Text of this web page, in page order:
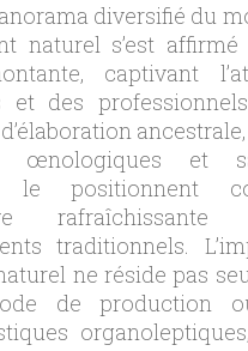
diversifié du
naturel s’est
captivant
et des
œnologiques et
le positionnent
traditionnels.
ne réside pas
de production